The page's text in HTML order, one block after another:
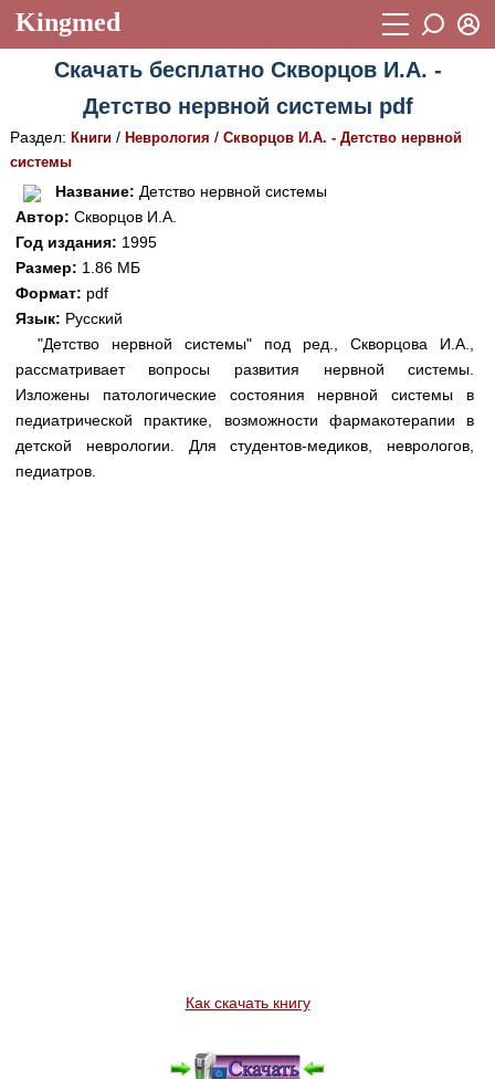
Kingmed
Учебный материал
Видеогалерея 899
Фотогалерея
Истории болезней
Лекции и презентации
Аккредитационные тесты
Методические рекомендации
Научно-популярное
Статьи
Пароль
Восстановить пароль
Регистрация
Скачать бесплатно Скворцов И.А. -
Детство нервной системы pdf
Раздел: Книги/ Неврология / Скворцов И.А. - Детство нервной
системы
Название: Детство нервной системы
Автор: Скворцов И.А.
Год издания: 1995
Размер: 1.86 МБ
Формат: pdf
Язык: Русский
"Детство нервной системы" под ред., Скворцова И.А.,
рассматривает вопросы развития нервной системы.
Изложены патологические состояния нервной системы в
педиатрической практике, возможности фармакотерапии в
детской неврологии. Для студентов-медиков, неврологов,
педиатров.
Как скачать книгу